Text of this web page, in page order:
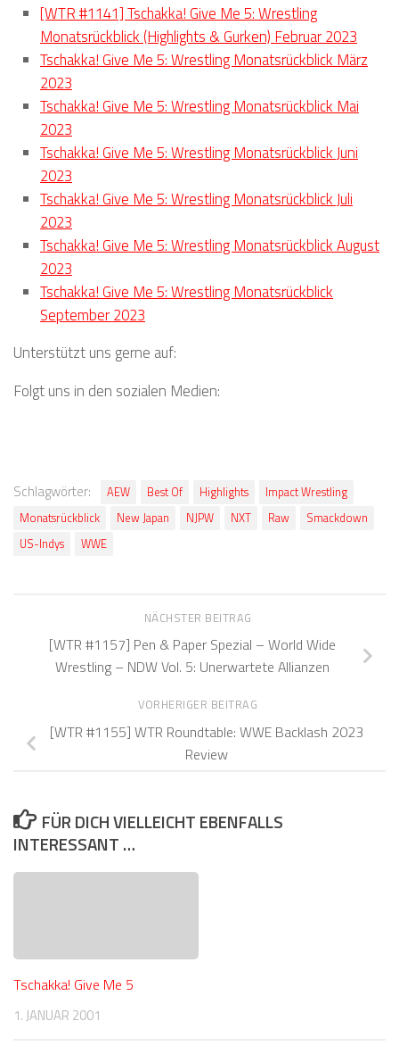
[WTR #1141] Tschakka! Give Me 5: Wrestling
Monatsrückblick (Highlights & Gurken) Februar 2023
Tschakka! Give Me 5: Wrestling Monatsrückblick März
2023
Tschakka! Give Me 5: Wrestling Monatsrückblick Mai
2023
Tschakka! Give Me 5: Wrestling Monatsrückblick Juni
2023
Tschakka! Give Me 5: Wrestling Monatsrückblick Juli
2023
Tschakka! Give Me 5: Wrestling Monatsrückblick August
2023
Tschakka! Give Me 5: Wrestling Monatsrückblick
September 2023
Unterstützt uns gerne auf:
Folgt uns in den sozialen Medien:
Schlagwörter: AEW Best Of Highlights
Impact Wrestling
Monatsrückblick
New Japan NJPW NXT Raw
Smackdown
US-Indys
WWE
NÄCHSTER BEITRAG
[WTR #1157] Pen & Paper Spezial – World Wide
Wrestling – NDW Vol. 5: Unerwartete Allianzen
VORHERIGER BEITRAG
[WTR #1155] WTR Roundtable: WWE Backlash 2023
Review
FÜR DICH VIELLEICHT EBENFALLS
INTERESSANT …
Tschakka! Give Me 5
1. JANUAR 2001